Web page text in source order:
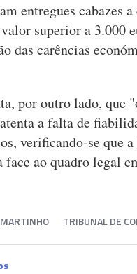
entregues cabazes
superior a 3.000
das carências
por outro lado, que
a falta de
verificando-se que
face ao quadro legal
TRIBUNAL DE